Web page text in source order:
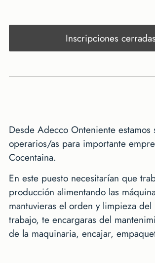
Inscripciones cerradas
Desde Adecco Onteniente estamos
operarios/as para importante
Cocentaina.
En este puesto necesitarían que
producción alimentando las
mantuvieras el orden y limpieza
trabajo, te encargaras del
de la maquinaria, encajar,